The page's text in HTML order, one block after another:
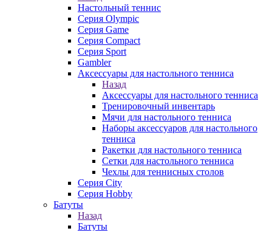
Настольный теннис
Серия Olympic
Серия Game
Серия Compact
Серия Sport
Gambler
Аксессуары для настольного тенниса
Назад
Аксессуары для настольного тенниса
Тренировочный инвентарь
Мячи для настольного тенниса
Наборы аксессуаров для настольного
тенниса
Ракетки для настольного тенниса
Сетки для настольного тенниса
Чехлы для теннисных столов
Серия City
Серия Hobby
Батуты
Назад
Батуты